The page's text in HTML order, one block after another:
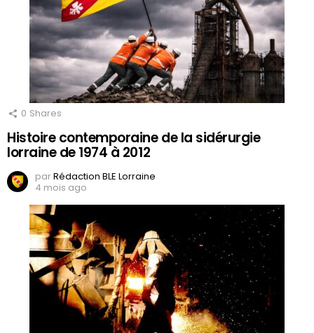
0 Shares
Histoire contemporaine de la sidérurgie
lorraine de 1974 à 2012
parRédaction BLE Lorraine
4 mois ago